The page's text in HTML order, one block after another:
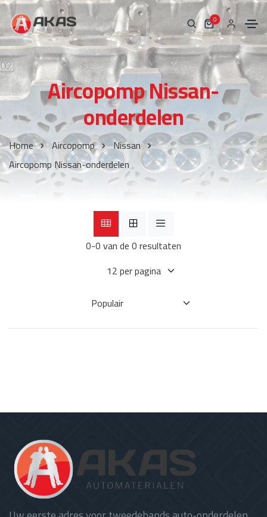
0
Aircopomp Nissan-
onderdelen
Home Aircopomp
Nissan
Aircopomp Nissan-onderdelen
0-0 van de 0 resultaten